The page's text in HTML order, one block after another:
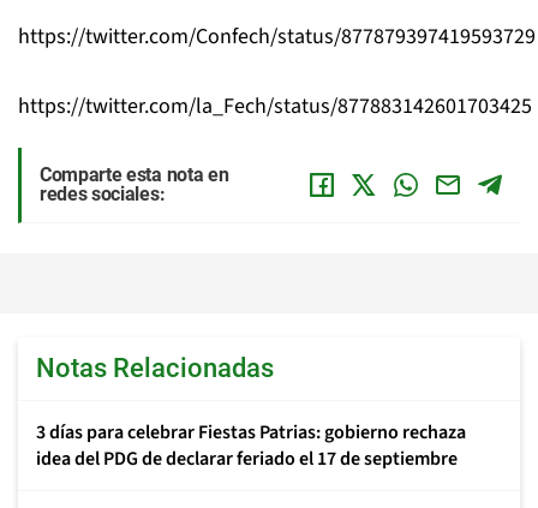
https://twitter.com/Confech/status/877879397419593729
https://twitter.com/la_Fech/status/877883142601703425
Comparte esta nota en
redes sociales:
Notas Relacionadas
3 días para celebrar Fiestas Patrias: gobierno rechaza
idea del PDG de declarar feriado el 17 de septiembre